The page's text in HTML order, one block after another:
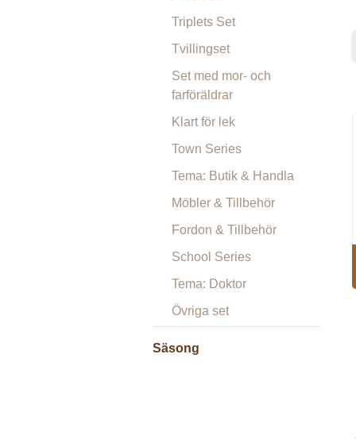
Triplets Set
Tvillingset
Set med mor- och
farföräldrar
Klart för lek
Town Series
Tema: Butik & Handla
Möbler & Tillbehör
Fordon & Tillbehör
School Series
Tema: Doktor
Övriga set
Säsong